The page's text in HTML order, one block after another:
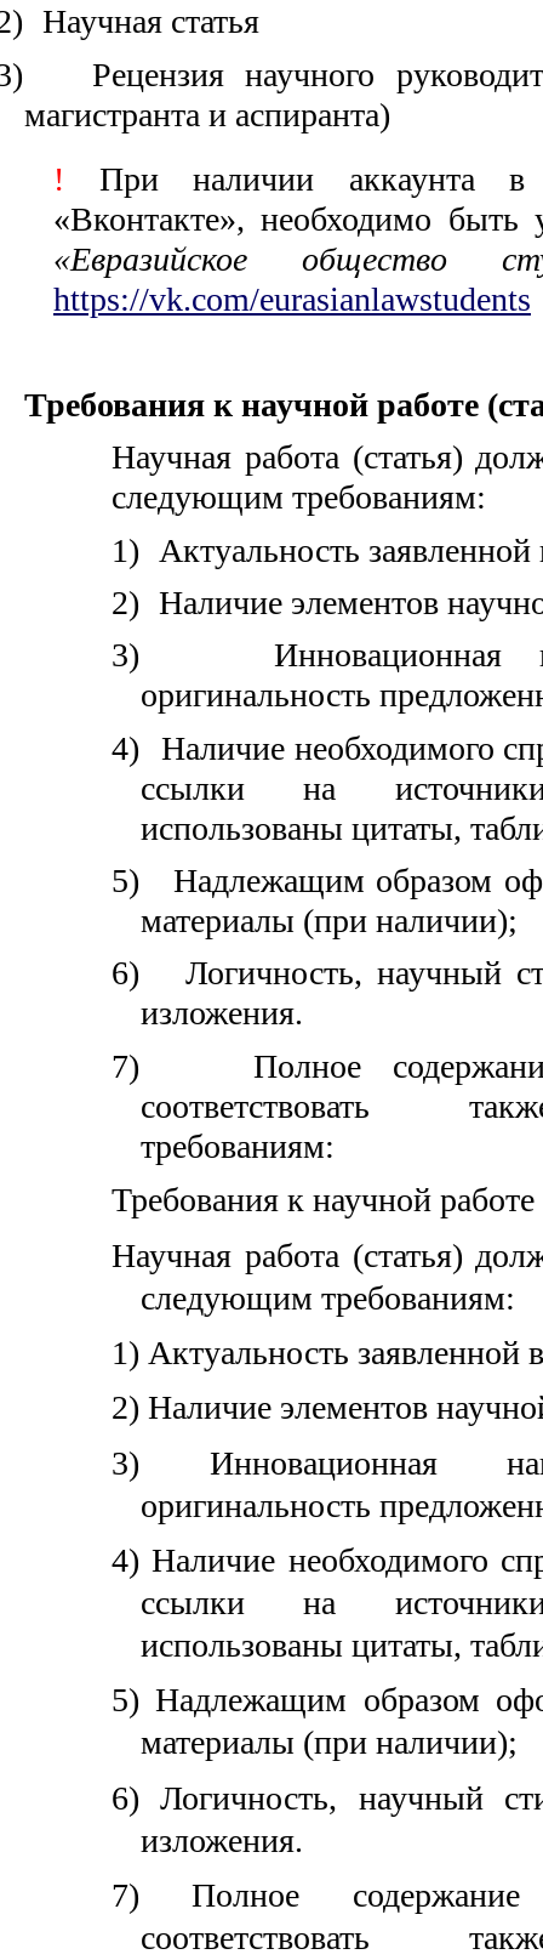
Научная статья
Рецензия научного
магистранта и аспиранта)
! При наличии аккаунта в
«Вконтакте», необходимо быть
«Евразийское общество
https://vk.com/eurasianlawstudents
Требования к научной работе
Научная работа (статья)
следующим требованиям:
1)
Актуальность
2) Наличие элементов
3)
Инновационная
оригинальность
4)
Наличие необходимого
ссылки на
использованы цитаты,
5)
Надлежащим образом
материалы (при наличии);
6)
Логичность, научный
изложения.
7)
Полное
соответствовать
требованиям:
Требования к научной работе
Научная работа (статья)
следующим требованиям:
1) Актуальность заявленной
2) Наличие элементов
3)
Инновационная
оригинальность
4) Наличие необходимого
ссылки на
использованы цитаты,
5) Надлежащим образом
материалы (при наличии);
6) Логичность, научный
изложения.
7)
Полное
соответствовать